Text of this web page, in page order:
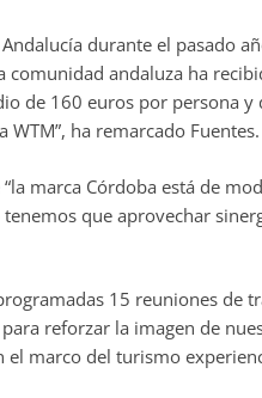
durante el pasado
comunidad andaluza ha
de 160 euros por persona y
ha remarcado Fuentes.
marca Córdoba está de
que aprovechar
15 reuniones de
reforzar la imagen de
marco del turismo